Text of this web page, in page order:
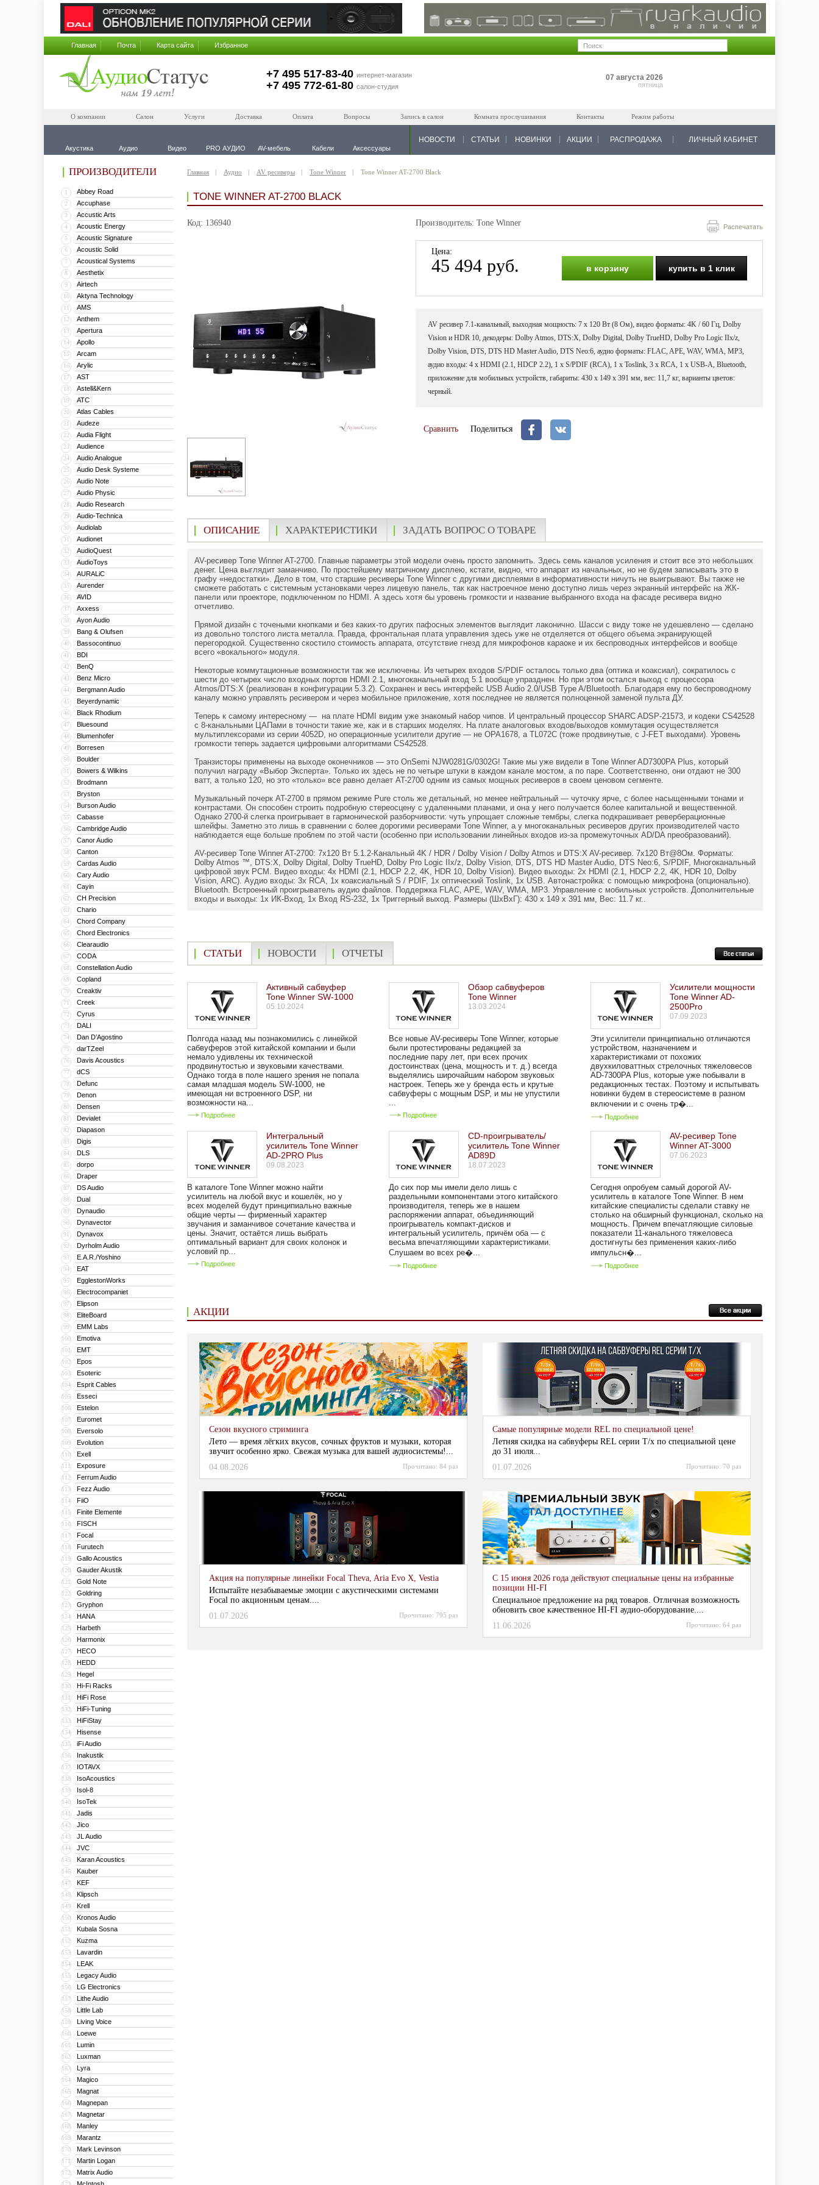
Главная Почта Карта сайта Избранное
+7 495 517-83-40 интернет-магазин
+7 495 772-61-80 салон-студия
07 августа 2026
пятница
О компании Салон Услуги Доставка Оплата Вопросы Запись в салон Комната прослушивания Контакты Режим работы
Акустика Аудио Видео PRO АУДИО AV-мебель Кабели Аксессуары
НОВОСТИ СТАТЬИ НОВИНКИ АКЦИИ РАСПРОДАЖА ЛИЧНЫЙ КАБИНЕТ
ПРОИЗВОДИТЕЛИ
1 Abbey Road
2 Accuphase
3 Accustic Arts
4 Acoustic Energy
5 Acoustic Signature
6 Acoustic Solid
7 Acoustical Systems
8 Aesthetix
9 Airtech
10 Aktyna Technology
11 AMS
12 Anthem
13 Apertura
14 Apollo
15 Arcam
16 Arylic
17 AST
18 Astell&Kern
19 ATC
20 Atlas Cables
21 Audeze
22 Audia Flight
23 Audience
24 Audio Analogue
25 Audio Desk Systeme
26 Audio Note
27 Audio Physic
28 Audio Research
29 Audio-Technica
30 Audiolab
31 Audionet
32 AudioQuest
33 AudioToys
34 AURALiC
35 Aurender
36 AVID
37 Axxess
38 Ayon Audio
39 Bang & Olufsen
40 Bassocontinuo
41 BDI
42 BenQ
43 Benz Micro
44 Bergmann Audio
45 Beyerdynamic
46 Black Rhodium
47 Bluesound
48 Blumenhofer
49 Borresen
50 Boulder
51 Bowers & Wilkins
52 Brodmann
53 Bryston
54 Burson Audio
55 Cabasse
56 Cambridge Audio
57 Canor Audio
58 Canton
59 Cardas Audio
60 Cary Audio
61 Cayin
62 CH Precision
63 Chario
64 Chord Company
65 Chord Electronics
66 Clearaudio
67 CODA
68 Constellation Audio
69 Copland
70 Creaktiv
71 Creek
72 Cyrus
73 DALI
74 Dan D’Agostino
75 darTZeel
76 Davis Acoustics
77 dCS
78 Defunc
79 Denon
80 Densen
81 Devialet
82 Diapason
83 Digis
84 DLS
85 dorpo
86 Draper
87 DS Audio
88 Dual
89 Dynaudio
90 Dynavector
91 Dynavox
92 Dyrholm Audio
93 E.A.R./Yoshino
94 EAT
95 EgglestonWorks
96 Electrocompaniet
97 Elipson
98 EliteBoard
99 EMM Labs
100 Emotiva
101 EMT
102 Epos
103 Esoteric
104 Esprit Cables
105 Esseci
106 Estelon
107 Euromet
108 Eversolo
109 Evolution
110 Exell
111 Exposure
112 Ferrum Audio
113 Fezz Audio
114 FiiO
115 Finite Elemente
116 FISCH
117 Focal
118 Furutech
119 Gallo Acoustics
120 Gauder Akustik
121 Gold Note
122 Goldring
123 Gryphon
124 HANA
125 Harbeth
126 Harmonix
127 HECO
128 HEDD
129 Hegel
130 Hi-Fi Racks
131 HiFi Rose
132 HiFi-Tuning
133 HiFiStay
134 Hisense
135 iFi Audio
136 Inakustik
137 IOTAVX
138 IsoAcoustics
139 Isol-8
140 IsoTek
141 Jadis
142 Jico
143 JL Audio
144 JVC
145 Karan Acoustics
146 Kauber
147 KEF
148 Klipsch
149 Krell
150 Kronos Audio
151 Kubala Sosna
152 Kuzma
153 Lavardin
154 LEAK
155 Legacy Audio
156 LG Electronics
157 Lithe Audio
158 Little Lab
159 Living Voice
160 Loewe
161 Lumin
162 Luxman
163 Lyra
164 Magico
165 Magnat
166 Magnepan
167 Magnetar
168 Manley
169 Marantz
170 Mark Levinson
171 Martin Logan
172 Matrix Audio
Главная Аудио AV ресиверы Tone Winner Tone Winner AT-2700 Black
TONE WINNER AT-2700 BLACK
Код: 136940 Распечатать
Производитель: Tone Winner
Цена:
45 494 руб. в корзину купить в 1 клик
AV ресивер 7.1-канальный, выходная мощность: 7 x 120 Вт (8 Ом), видео форматы: 4K / 60 Гц, Dolby
Vision и HDR 10, декодеры: Dolby Atmos, DTS:X, Dolby Digital, Dolby TrueHD, Dolby Pro Logic IIx/z,
Dolby Vision, DTS, DTS HD Master Audio, DTS Neo:6, аудио форматы: FLAC, APE, WAV, WMA, MP3,
аудио входы: 4 x HDMI (2.1, HDCP 2.2), 1 х S/PDIF (RCA), 1 х Toslink, 3 х RCA, 1 х USB-A, Bluetooth,
приложение для мобильных устройств, габариты: 430 x 149 x 391 мм, вес: 11,7 кг, варианты цветов:
черный.
Сравнить Поделиться
ОПИСАНИЕ ХАРАКТЕРИСТИКИ ЗАДАТЬ ВОПРОС О ТОВАРЕ
AV-ресивер Tone Winner AT-2700. Главные параметры этой модели очень просто запомнить. Здесь семь каналов усиления и стоит все это небольших
денег. Цена выглядит заманчиво. По простейшему матричному дисплею, кстати, видно, что аппарат из начальных, но не будем записывать это в
графу «недостатки». Дело в том, что старшие ресиверы Tone Winner с другими дисплеями в информативности ничуть не выигрывают. Вы также не
сможете работать с системным установками через лицевую панель, так как настроечное меню доступно лишь через экранный интерфейс на ЖК-
панели или проекторе, подключенном по HDMI. А здесь хотя бы уровень громкости и название выбранного входа на фасаде ресивера видно
отчетливо.
Прямой дизайн с точеными кнопками и без каких-то других пафосных элементов выглядит лаконично. Шасси с виду тоже не удешевлено — сделано
из довольно толстого листа металла. Правда, фронтальная плата управления здесь уже не отделяется от общего объема экранирующей
перегородкой. Существенно скостило стоимость аппарата, отсутствие гнезд для микрофонов караоке и их беспроводных интерфейсов и вообще
всего «вокального» модуля.
Некоторые коммутационные возможности так же исключены. Из четырех входов S/PDIF осталось только два (оптика и коаксиал), сократилось с
шести до четырех число входных портов HDMI 2.1, многоканальный вход 5.1 вообще упразднен. Но при этом остался выход с процессора
Atmos/DTS:X (реализован в конфигурации 5.3.2). Сохранен и весь интерфейс USB Audio 2.0/USB Type A/Bluetooth. Благодаря ему по беспроводному
каналу можно управлять ресивером и через мобильное приложение, хотя последнее не является полноценной заменой пульта ДУ.
Теперь к самому интересному — на плате HDMI видим уже знакомый набор чипов. И центральный процессор SHARC ADSP-21573, и кодеки CS42528
с 8-канальными ЦАПами в точности такие же, как и в старших моделях. На плате аналоговых входов/выходов коммутация осуществляется
мультиплексорами из серии 4052D, но операционные усилители другие — не OPA1678, а TL072C (тоже продвинутые, с J-FET выходами). Уровень
громкости теперь задается цифровыми алгоритмами CS42528.
Транзисторы применены на выходе оконечников — это OnSemi NJW0281G/0302G! Такие мы уже видели в Tone Winner AD7300PA Plus, который
получил награду «Выбор Эксперта». Только их здесь не по четыре штуки в каждом канале мостом, а по паре. Соответственно, они отдают не 300
ватт, а только 120, но это «только» все равно делает AT-2700 одним из самых мощных ресиверов в своем ценовом сегменте.
Музыкальный почерк AT-2700 в прямом режиме Pure столь же детальный, но менее нейтральный — чуточку ярче, с более насыщенными тонами и
контрастами. Он способен строить подробную стереосцену с удаленными планами, и она у него получается более капитальной и вещественной.
Однако 2700-й слегка проигрывает в гармонической разборчивости: чуть упрощает сложные тембры, слегка подкрашивает реверберационные
шлейфы. Заметно это лишь в сравнении с более дорогими ресиверами Tone Winner, а у многоканальных ресиверов других производителей часто
наблюдается еще больше проблем по этой части (особенно при использовании линейных входов из-за промежуточных AD/DA преобразований).
AV-ресивер Tone Winner AT-2700: 7х120 Вт 5.1.2-Канальный 4K / HDR / Dolby Vision / Dolby Atmos и DTS:X AV-ресивер. 7х120 Вт@8Ом. Форматы:
Dolby Atmos ™, DTS:X, Dolby Digital, Dolby TrueHD, Dolby Pro Logic IIx/z, Dolby Vision, DTS, DTS HD Master Audio, DTS Neo:6, S/PDIF, Многоканальный
цифровой звук PCM. Видео входы: 4x HDMI (2.1, HDCP 2.2, 4K, HDR 10, Dolby Vision). Видео выходы: 2x HDMI (2.1, HDCP 2.2, 4K, HDR 10, Dolby
Vision, ARC). Аудио входы: 3x RCA, 1x коаксиальный S / PDIF, 1x оптический Toslink, 1х USB. Автонастройка: с помощью микрофона (опционально).
Bluetooth. Встроенный проигрыватель аудио файлов. Поддержка FLAC, APE, WAV, WMA, MP3. Управление с мобильных устройств. Дополнительные
входы и выходы: 1x ИК-Вход, 1x Вход RS-232, 1x Триггерный выход. Размеры (ШхВхГ): 430 x 149 x 391 мм, Вес: 11.7 кг..
СТАТЬИ НОВОСТИ ОТЧЕТЫ
Активный сабвуфер
Tone Winner SW-1000
05.10.2024
Полгода назад мы познакомились с линейкой
сабвуферов этой китайской компании и были
немало удивлены их технической
продвинутостью и звуковыми качествами.
Однако тогда в поле нашего зрения не попала
самая младшая модель SW-1000, не
имеющая ни встроенного DSP, ни
возможности на...
Подробнее
Обзор сабвуферов
Tone Winner
13.03.2024
Все новые AV-ресиверы Tone Winner, которые
были протестированы редакцией за
последние пару лет, при всех прочих
достоинствах (цена, мощность и т. д.) всегда
выделялись широчайшим набором звуковых
настроек. Теперь же у бренда есть и крутые
сабвуферы с мощным DSP, и мы не упустили
...
Подробнее
Усилители мощности
Tone Winner AD-
2500Pro
07.09.2023
Эти усилители принципиально отличаются
устройством, назначением и
характеристиками от похожих
двухкиловаттных стрелочных тяжеловесов
AD-7300PA Plus, которые уже побывали в
редакционных тестах. Поэтому и испытывать
новинки будем в стереосистеме в разном
включении и c очень тр�...
Подробнее
Интегральный
усилитель Tone Winner
AD-2PRO Plus
09.08.2023
В каталоге Tone Winner можно найти
усилитель на любой вкус и кошелёк, но у
всех моделей будут принципиально важные
общие черты — фирменный характер
звучания и заманчивое сочетание качества и
цены. Значит, остаётся лишь выбрать
оптимальный вариант для своих колонок и
условий пр...
Подробнее
CD-проигрыватель/
усилитель Tone Winner
AD89D
18.07.2023
До сих пор мы имели дело лишь с
раздельными компонентами этого китайского
производителя, теперь же в нашем
распоряжении аппарат, объединяющий
проигрыватель компакт-дисков и
интегральный усилитель, причём оба — с
весьма впечатляющими характеристиками.
Слушаем во всех ре�...
Подробнее
AV-ресивер Tone
Winner AT-3000
07.06.2023
Сегодня опробуем самый дорогой AV-
усилитель в каталоге Tone Winner. В нем
китайские специалисты сделали ставку не
столько на обширный функционал, сколько на
мощность. Причем впечатляющие силовые
показатели 11-канального тяжеловеса
достигнуты без применения каких-либо
импульсн�...
Подробнее
АКЦИИ
Сезон вкусного стриминга
Лето — время лёгких вкусов, сочных фруктов и музыки, которая
звучит особенно ярко. Свежая музыка для вашей аудиосистемы!...
04.08.2026
Прочитано: 84 раз
Самые популярные модели REL по специальной цене!
Летняя скидка на сабвуферы REL серии T/x по специальной цене
до 31 июля...
01.07.2026
Прочитано: 70 раз
Акция на популярные линейки Focal Theva, Aria Evo X, Vestia
Испытайте незабываемые эмоции с акустическими системами
Focal по акционным ценам....
01.07.2026
Прочитано: 795 раз
С 15 июня 2026 года действуют специальные цены на избранные
позиции HI-FI
Специальное предложение на ряд товаров. Отличная возможность
обновить свое качественное HI-FI аудио-оборудование....
11.06.2026
Прочитано: 64 раз